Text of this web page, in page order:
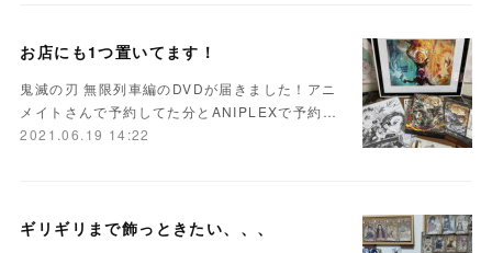
お店にも1つ置いてます！
鬼滅の刃 無限列車編のDVDが届きました！アニ
メイトさんで予約してた分とANIPLEXで予約…
2021.06.19 14:22
ギリギリまで飾っときたい、、、